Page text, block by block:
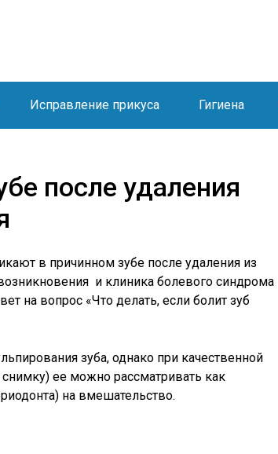
Исправление прикуса Гигиена
после удаления
в причинном зубе после удаления из
и клиника болевого синдрома
на вопрос «Что делать, если болит зуб
зуба, однако при качественной
ее можно рассматривать как
на вмешательство.